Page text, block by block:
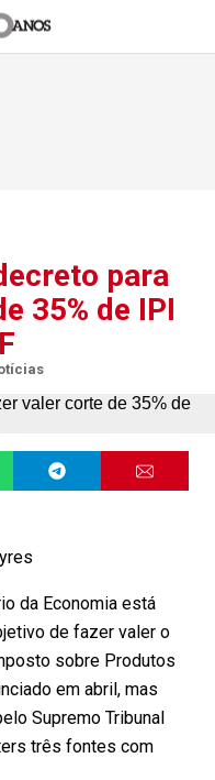
para
35% de IPI
da Economia está
de fazer valer o
sobre Produtos
em abril, mas
Supremo Tribunal
três fontes com